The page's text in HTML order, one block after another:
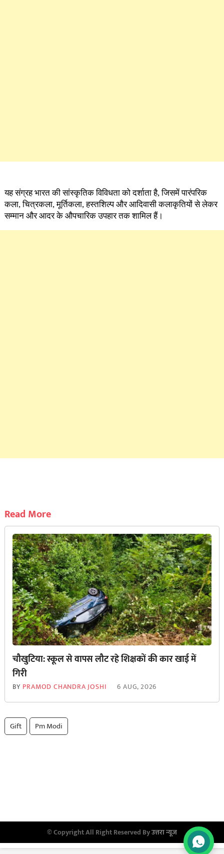
यह संग्रह भारत की सांस्कृतिक विविधता को दर्शाता है, जिसमें पारंपरिक
कला, चित्रकला, मूर्तिकला, हस्तशिल्प और आदिवासी कलाकृतियों से लेकर
सम्मान और आदर के औपचारिक उपहार तक शामिल हैं।
Read More
चौखुटिया: स्कूल से वापस लौट रहे शिक्षकों की कार खाई में
गिरी
BY PRAMOD CHANDRA JOSHI 6 AUG, 2026
Gift Pm Modi
© Copyright All Right Reserved Byउत्तरा न्यूज